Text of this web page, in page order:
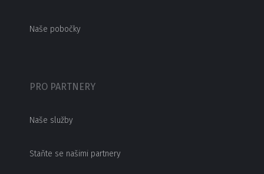
Naše pobočky
PRO PARTNERY
Naše služby
Staňte se našimi partnery